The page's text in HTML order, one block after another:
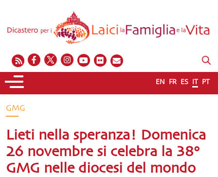
EN FR ES IT PT
GMG
Lieti nella speranza! Domenica
26 novembre si celebra la 38°
GMG nelle diocesi del mondo